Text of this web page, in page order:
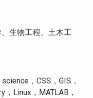
生物工程、土木工
，CSS，GIS，
，Linux，MATLAB，